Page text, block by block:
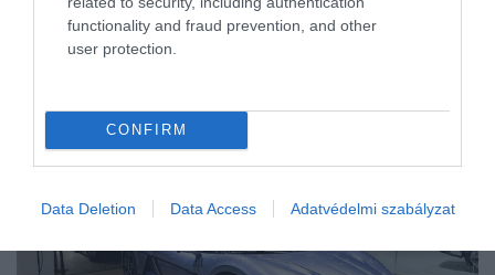
functionality and fraud prevention, and other
user protection.
CONFIRM
Data Deletion Data Access Adatvédelmi szabályzat